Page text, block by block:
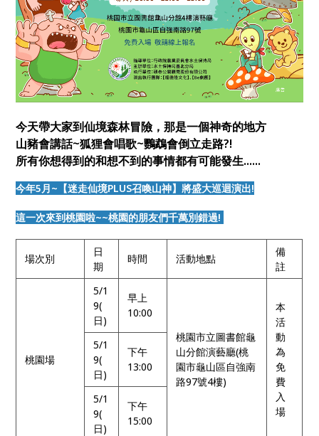
今天帶大家到仙境森林冒險，那是一個神奇的地方
山豬會講話~狐狸會唱歌~鸚鵡會倒立走路?!
所有你想得到的和想不到的事情都有可能發生......
今年5月~【迷走仙境PLUS召喚山神】將盛大巡迴演出!
這一次來到桃園啦~~桃園的朋友們千萬別錯過!
場次別
日
期
時間 活動地點
備
註
桃園場
5/1
9(
日)
早上
10:00
桃園市立圖書館龜
山分館演藝廳(桃
園市龜山區自強南
路97號4樓)
本
活
動
為
免
費
入
場
5/1
9(
日)
下午
13:00
5/1
9(
日)
下午
15:00